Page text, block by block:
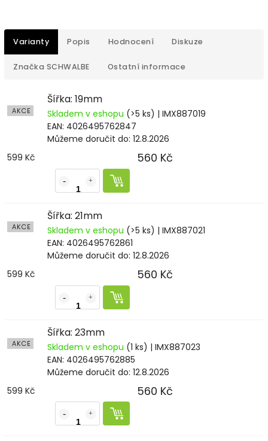
Varianty Popis Hodnocení Diskuze
Značka SCHWALBE Ostatní informace
AKCE
Šířka: 19mm
Skladem v eshopu (>5 ks) | IMX887019
EAN: 4026495762847
Můžeme doručit do: 12.8.2026
599 Kč
560 Kč
AKCE
Šířka: 21mm
Skladem v eshopu (>5 ks) | IMX887021
EAN: 4026495762861
Můžeme doručit do: 12.8.2026
599 Kč
560 Kč
AKCE
Šířka: 23mm
Skladem v eshopu (1 ks) | IMX887023
EAN: 4026495762885
Můžeme doručit do: 12.8.2026
599 Kč
560 Kč